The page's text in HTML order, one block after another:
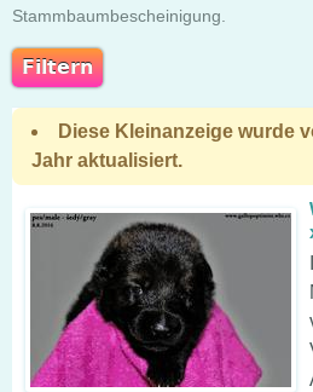
Stammbaumbescheinigung.
Diese Kleinanzeige wurde
Jahr aktualisiert.